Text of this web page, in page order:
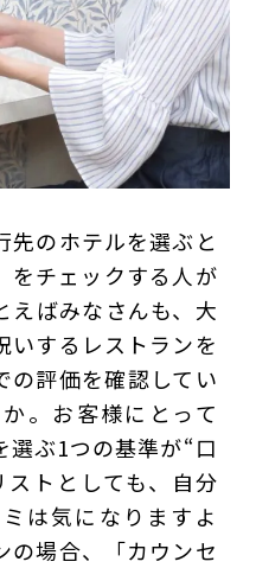
先のホテルを選ぶと
をチェックする人が
えばみなさんも、大
いするレストランを
の評価を確認してい
。お客様にとって
選ぶ1つの基準が“口
トとしても、自分
は気になりますよ
の場合、「カウンセ